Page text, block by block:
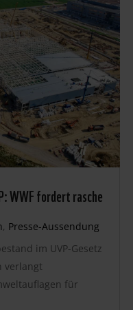
WWF fordert rasche
, Presse-Aussendung
im UVP-Gesetz
verlangt
für